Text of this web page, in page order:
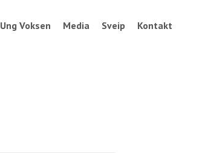
Ung Voksen Media Sveip Kontakt